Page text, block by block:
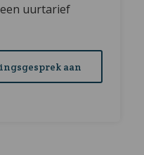
uurtarief
aan